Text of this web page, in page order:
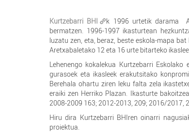
Kurtzebarri BHI
k 1996 urtetik darama
bermatzen. 1996-1997 ikasturtean
luzatu zen, eta, beraz, beste eskola-mapa
Aretxabaletako 12 eta 16 urte bitarteko
Lehenengo kokalekua Kurtzebarri
gurasoek eta ikasleek erakutsitako
Berehala ohartu ziren leku falta zela
eraiki zen Herriko Plazan. Ikasturte
2008-2009 163; 2012-2013, 209; 2016/2017,
Hiru dira Kurtzebarri BHIren oinarri
proiektua.